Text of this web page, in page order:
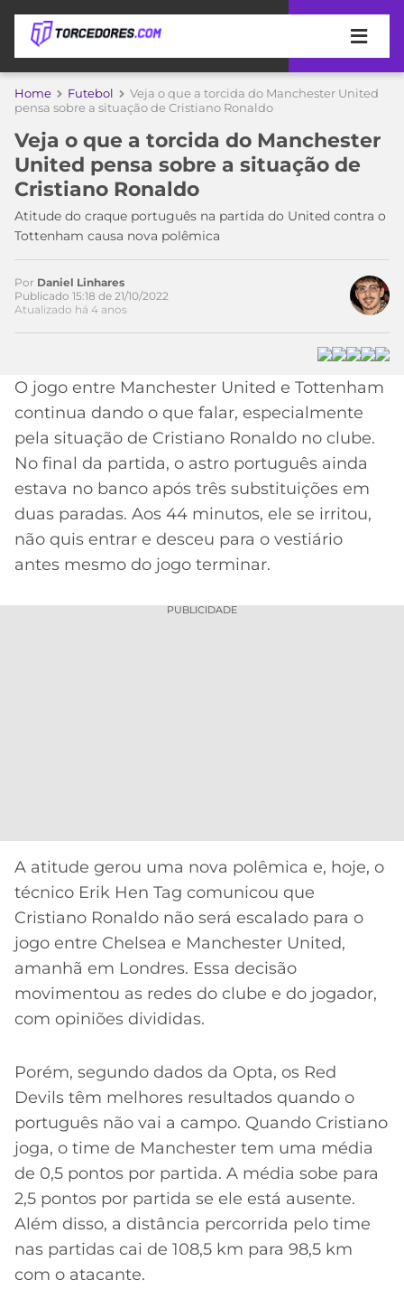
APOSTAS
DE
APOSTA
MELHORES
SITES
DE
APOSTAS
2026
BETBOOM
CÓDIGO
DE
INDICAÇÃO
BET365
CÓDIGO
BETANO
COPA
DO
MUNDO
TIMES
MEU
TIME
PALMEIRAS
CORINTHIANS
SÃO
PAULO
FLAMENGO
ATLÉTICO
MG
CRUZEIRO
CAMPEONATOS
SÉRIE
LIBERTADORES
COPA
DO
BRASIL
LALIGA
ESPORTIVA
MERCADO
DA
BOLA
PALPITES
Home Futebol
Veja o que a torcida do Manchester United
pensa sobre a situação de Cristiano Ronaldo
Veja o que a torcida do Manchester
United pensa sobre a situação de
Cristiano Ronaldo
Atitude do craque português na partida do United contra o
Tottenham causa nova polêmica
Por Daniel Linhares
Publicado 15:18 de 21/10/2022
Atualizado há 4 anos
O jogo entre Manchester United e Tottenham
continua dando o que falar, especialmente
pela situação de Cristiano Ronaldo no clube.
No final da partida, o astro português ainda
estava no banco após três substituições em
duas paradas. Aos 44 minutos, ele se irritou,
não quis entrar e desceu para o vestiário
antes mesmo do jogo terminar.
PUBLICIDADE
A atitude gerou uma nova polêmica e, hoje, o
técnico Erik Hen Tag comunicou que
Cristiano Ronaldo não será escalado para o
jogo entre Chelsea e Manchester United,
amanhã em Londres. Essa decisão
movimentou as redes do clube e do jogador,
com opiniões divididas.
Porém, segundo dados da Opta, os Red
Devils têm melhores resultados quando o
português não vai a campo. Quando Cristiano
joga, o time de Manchester tem uma média
de 0,5 pontos por partida. A média sobe para
2,5 pontos por partida se ele está ausente.
Além disso, a distância percorrida pelo time
nas partidas cai de 108,5 km para 98,5 km
com o atacante.